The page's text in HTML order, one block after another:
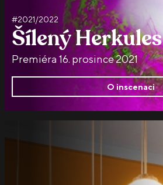
#2021/2022
Šílený Herkules
Premiéra 16. prosince 2021
O inscenaci